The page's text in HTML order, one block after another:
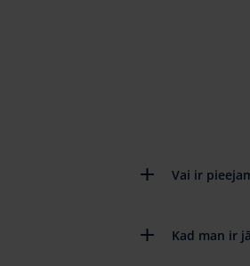
Vai ir
Kad man ir